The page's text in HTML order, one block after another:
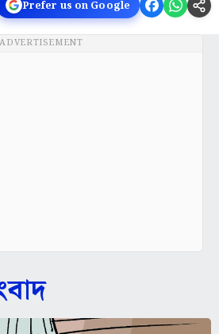
Prefer us on Google
ADVERTISEMENT